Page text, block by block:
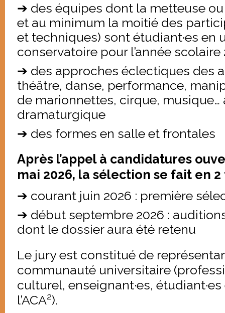
➔ des équipes dont la metteuse
et au minimum la moitié des
et techniques) sont étudiant·es en
conservatoire pour l’année scolaire
➔ des approches éclectiques des
théâtre, danse, performance,
de marionnettes, cirque, musique…
dramaturgique
➔ des formes en salle et frontales
Après l’appel à candidatures
mai 2026, la sélection se fait en 2
➔ courant juin 2026 : première
➔ début septembre 2026 :
dont le dossier aura été retenu
Le jury est constitué de
communauté universitaire
culturel, enseignant·es,
l’ACA²).